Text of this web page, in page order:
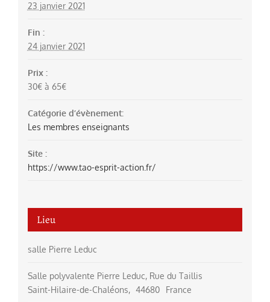
23 janvier 2021
Fin :
24 janvier 2021
Prix :
30€ à 65€
Catégorie d’évènement:
Les membres enseignants
Site :
https://www.tao-esprit-action.fr/
Lieu
salle Pierre Leduc
Salle polyvalente Pierre Leduc, Rue du Taillis
Saint-Hilaire-de-Chaléons, 44680 France